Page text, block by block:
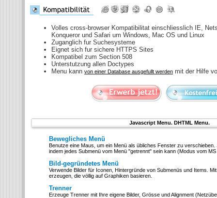
Volles cross-browser Kompatibilitat einschliesslich IE,
Konqueror und Safari um Windows, Mac OS und Linux
Zuganglich fur Suchesysteme
Eignet sich fur sichere HTTPS Sites
Kompatibel zum Section 508
Unterstutzung allen Doctypes
Menu kann von einer Database ausgefullt werden mit der Hilfe
Javascript Menu. DHTML Menu.
Bewegliches Menü
Benutze eine Maus, um ein Menü als übliches Fenster zu
indem jedes Submenü vom Menü "getrennt" sein kann (Modus vom
Bild-gegründetes Menü
Verwende Bilder für Iconen, Hintergründe von Submenüs und Items.
erzeugen, die völlig auf Graphiken basieren.
Trenner
Erzeuge Trenner mit Ihre eigene Bilder, Grösse und Alignment